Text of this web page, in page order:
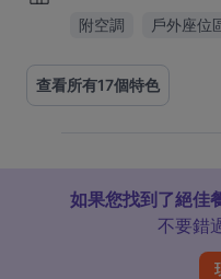
附空調
戶外座位
查看所有17個特色
如果您找到了絕佳
不要錯